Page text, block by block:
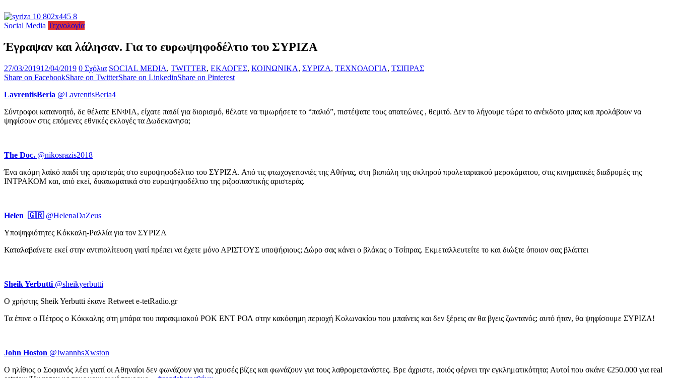
Social Media Τεχνολογία
Έγραψαν και λάλησαν. Για το ευρωψηφοδέλτιο του ΣΥΡΙΖΑ
27/03/201912/04/2019 0 Σχόλια SOCIAL MEDIA, TWITTER, ΕΚΛΟΓΕΣ, ΚΟΙΝΩΝΙΚΑ, ΣΥΡΙΖΑ, ΤΕΧΝΟΛΟΓΙΑ, ΤΣΙΠΡΑΣ
Share on FacebookShare on TwitterShare on LinkedinShare on Pinterest
LavrentisBeria ‏ @LavrentisBeria4
Σύντροφοι κατανοητό, δε θέλατε ΕΝΦΙΑ, είχατε παιδί για διορισμό, θέλατε να τιμωρήσετε το “παλιό”, πιστέψατε τους απατεώνες , θεμιτό. Δεν το λήγουμε τώρα το ανέκδοτο μπας και προλάβουν να
ψηφίσουν στις επόμενες εθνικές εκλογές τα Δωδεκανησα;
The Doc. ‏ @nikosrazis2018
Ένα ακόμη λαϊκό παιδί της αριστεράς στο ευροψηφοδέλτιο του ΣΥΡΙΖΑ. Από τις φτωχογειτονιές της Αθήνας, στη βιοπάλη της σκληρού προλεταριακού μεροκάματου, στις κινηματικές διαδρομές της
ΙΝΤΡΑΚΟΜ και, από εκεί, δικαιωματικά στο ευρωψηφοδέλτιο της ριζοσπαστικής αριστεράς.
Helen 🇬🇷‏ @HelenaDaZeus
Υποψηφιότητες Κόκκαλη-Ραλλία για τον ΣΥΡΙΖΑ
Καταλαβαίνετε εκεί στην αντιπολίτευση γιατί πρέπει να έχετε μόνο ΑΡΙΣΤΟΥΣ υποψήφιους; Δώρο σας κάνει ο βλάκας ο Τσίπρας. Εκμεταλλευτείτε το και διώξτε όποιον σας βλάπτει
Sheik Yerbutti ‏ @sheikyerbutti
Ο χρήστης Sheik Yerbutti έκανε Retweet e-tetRadio.gr
Τα έπινε ο Πέτρος ο Κόκκαλης στη μπάρα του παρακμιακού ΡΟΚ ΕΝΤ ΡΟΛ στην κακόφημη περιοχή Κολωνακίου που μπαίνεις και δεν ξέρεις αν θα βγεις ζωντανός; αυτό ήταν, θα ψηφίσουμε ΣΥΡΙΖΑ!
John Hoston ‏ @IwannhsXwston
Ο ηλίθιος ο Σοφιανός λέει γιατί οι Αθηναίοι δεν φωνάζουν για τις χρυσές βίζες και φωνάζουν για τους λαθρομετανάστες. Βρε άχριστε, ποιός φέρνει την εγκληματικότητα; Αυτοί που σκάνε €250.000 για real